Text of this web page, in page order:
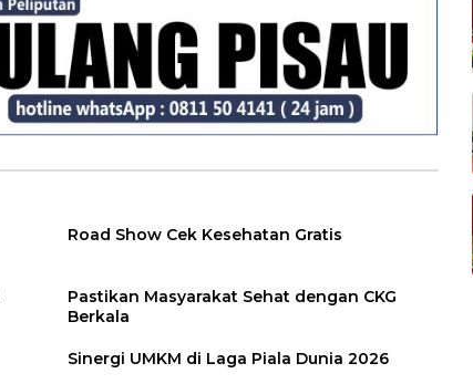
Road Show Cek Kesehatan Gratis
Pastikan Masyarakat Sehat dengan CKG
Berkala
Sinergi UMKM di Laga Piala Dunia 2026